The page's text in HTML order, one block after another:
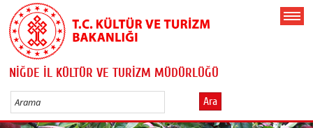
NİĞDE İL KÜLTÜR VE TURİZM MÜDÜRLÜĞÜ
Ara